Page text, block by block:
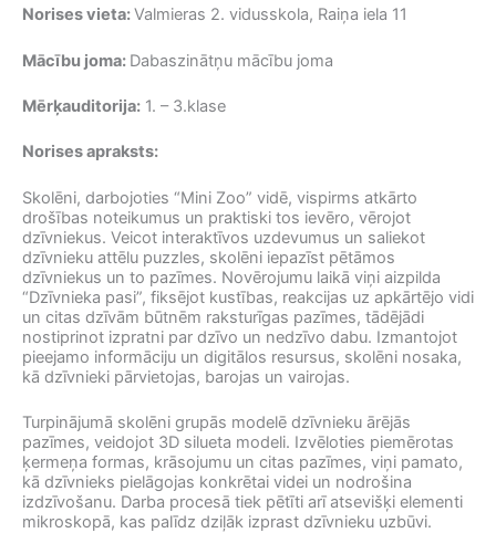
Norises vieta:Valmieras 2. vidusskola, Raiņa iela 11
Mācību joma: Dabaszinātņu mācību joma
Mērķauditorija: 1. – 3.klase
Norises apraksts:
Skolēni, darbojoties “Mini Zoo” vidē, vispirms atkārto
drošības noteikumus un praktiski tos ievēro, vērojot
dzīvniekus. Veicot interaktīvos uzdevumus un saliekot
dzīvnieku attēlu puzzles, skolēni iepazīst pētāmos
dzīvniekus un to pazīmes. Novērojumu laikā viņi aizpilda
“Dzīvnieka pasi”, fiksējot kustības, reakcijas uz apkārtējo vidi
un citas dzīvām būtnēm raksturīgas pazīmes, tādējādi
nostiprinot izpratni par dzīvo un nedzīvo dabu. Izmantojot
pieejamo informāciju un digitālos resursus, skolēni nosaka,
kā dzīvnieki pārvietojas, barojas un vairojas.
Turpinājumā skolēni grupās modelē dzīvnieku ārējās
pazīmes, veidojot 3D silueta modeli. Izvēloties piemērotas
ķermeņa formas, krāsojumu un citas pazīmes, viņi pamato,
kā dzīvnieks pielāgojas konkrētai videi un nodrošina
izdzīvošanu. Darba procesā tiek pētīti arī atsevišķi elementi
mikroskopā, kas palīdz dziļāk izprast dzīvnieku uzbūvi.